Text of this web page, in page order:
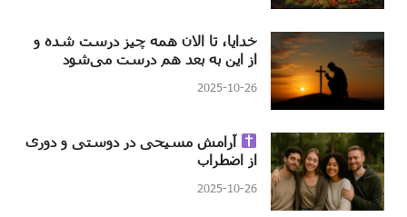
خدایا، تا الان همه چیز درست شده و
از این به بعد هم درست می‌شود
2025-10-26
آرامش مسیحی در دوستی و دوری
از اضطراب
2025-10-26